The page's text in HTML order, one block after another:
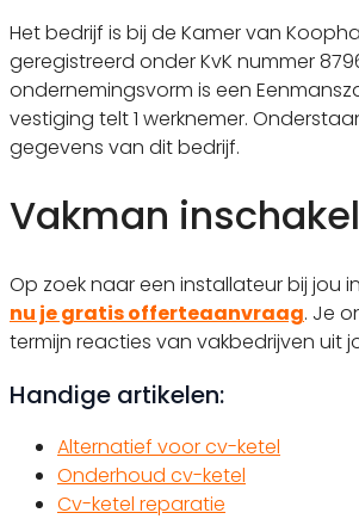
Het bedrijf is bij de Kamer van
geregistreerd onder KvK nummer
ondernemingsvorm is een
vestiging telt 1 werknemer.
gegevens van dit bedrijf.
Vakman
Op zoek naar een installateur bij jou
nu je gratis offerteaanvraag. Je
termijn reacties van vakbedrijven uit
Handige artikelen:
Alternatief voor cv-ketel
Onderhoud cv-ketel
Cv-ketel reparatie